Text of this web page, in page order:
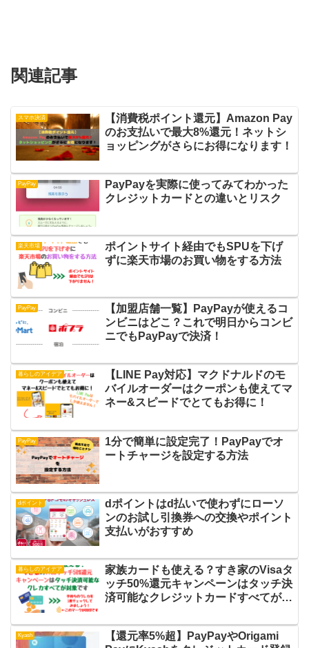
関連記事
スマホ決済
【消費税ポイント還元】Amazon Pay
のお支払いで最大8%還元！ネットシ
ョッピングがさらにお得になります！
PayPay
PayPayを実際に使ってみてわかった
クレジットカードとの違いとリスク
楽天市場
ポイントサイト経由でもSPUを下げ
ずに楽天市場のお買い物をする方法
PayPay
【加盟店舗一覧】PayPayが使えるコ
ンビニはどこ？これで明日からコンビ
ニでもPayPayで決済！
暮らしのアイデア
【LINE Pay対応】マクドナルドのモ
バイルオーダーはクーポンも使えてマ
ネー&スピードでとてもお得に！
PayPay
1分で簡単に設定完了！PayPayでオ
ートチャージを設定する方法
dポイント
dポイントはd払いで使わずにローソ
ンのお試し引換券への交換やポイント
支払いがおすすめ
暮らしのアイデア
家族カードも使える？すき家のVisaタ
ッチ50%還元キャンペーンはタッチ決
済可能なクレジットカードすべてが対
Kyash
【還元率5%超】PayPayやOrigami